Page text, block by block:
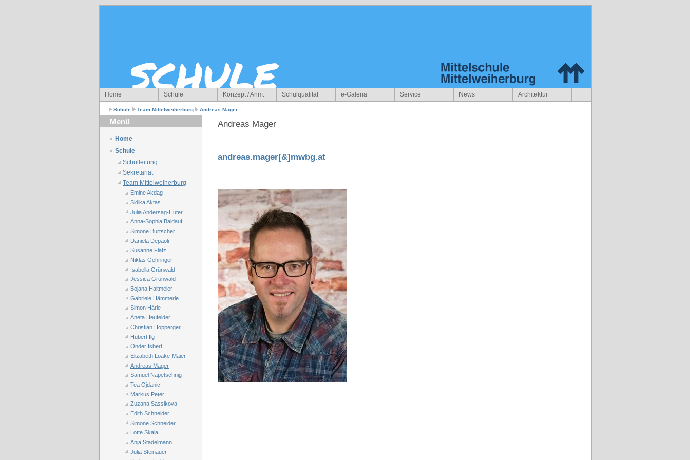
Home Schule Konzept / Anm. Schulqualität e-Galeria Service News Architektur
Schule Team Mittelweiherburg Andreas Mager
Menü
Home
Schule
Schulleitung
Sekretariat
Team Mittelweiherburg
Emine Akdag
Sidika Aktas
Julia Andersag-Huter
Anna-Sophia Baldauf
Simone Burtscher
Daniela Depaoli
Susanne Flatz
Niklas Gehringer
Isabella Grünwald
Jessica Grünwald
Bojana Haltmeier
Gabriele Hämmerle
Simon Härle
Aneta Heufelder
Christian Höpperger
Hubert Ilg
Önder Isbert
Elizabeth Loake-Maier
Andreas Mager
Samuel Napetschnig
Tea Ojdanic
Markus Peter
Zuzana Sassikova
Edith Schneider
Simone Schneider
Lotte Skala
Anja Stadelmann
Julia Steinauer
Andreas Mager
andreas.mager[&]mwbg.at